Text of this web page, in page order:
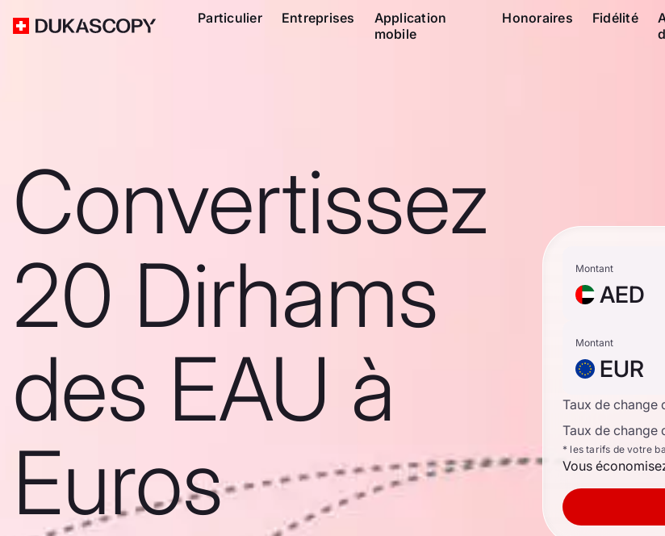
Particulier Entreprises
Application
mobile
Honoraires Fidélité
Convertissez
20 Dirhams
des EAU à
Euros
Montant
AED
Montant
EUR
Taux de change
Taux de change
* les tarifs de votre
Vous